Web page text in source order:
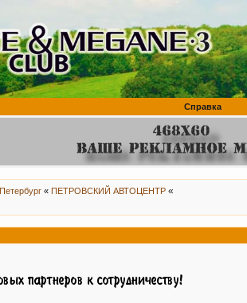
Справка
« ПЕТРОВСКИЙ АВТОЦЕНТР «